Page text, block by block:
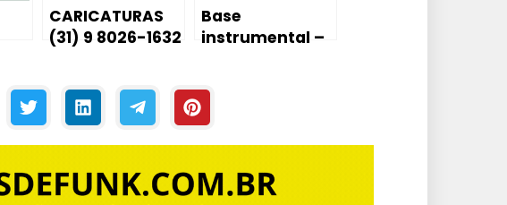
CARICATURAS
(31) 9 8026-1632
Base
instrumental –